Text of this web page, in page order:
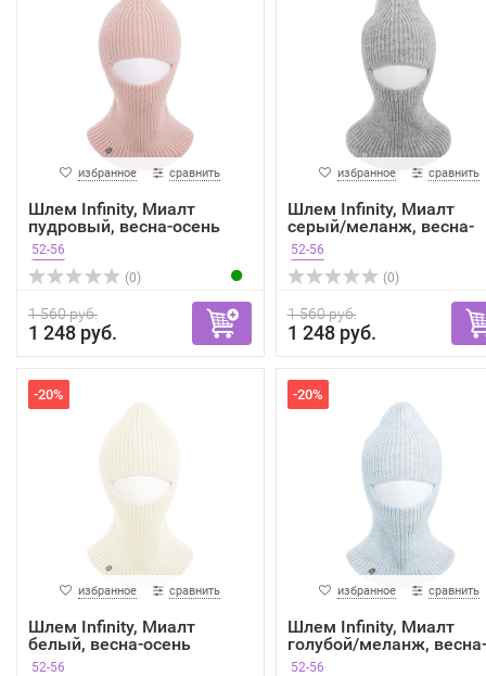
избранное сравнить
Шлем Infinity, Миалт
пудровый, весна-осень
52-56
(0)
1 560 руб.
1 248 руб.
избранное сравнить
Шлем Infinity, Миалт
серый/меланж, весна-
осень
52-56
(0)
1 560 руб.
1 248 руб.
-20%
избранное сравнить
Шлем Infinity, Миалт
белый, весна-осень
52-56
-20%
избранное сравнить
Шлем Infinity, Миалт
голубой/меланж,
52-56